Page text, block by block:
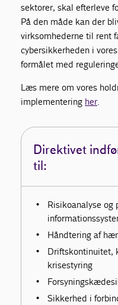
sektorer, skal efterleve
På den måde kan der
virksomhederne til rent
cybersikkerheden i
formålet med
Læs mere om vores
implementering her.
Direktivet
til:
Risikoanalyse og
Håndtering af
Driftskontinuitet,
krisestyring
Sikkerhed i